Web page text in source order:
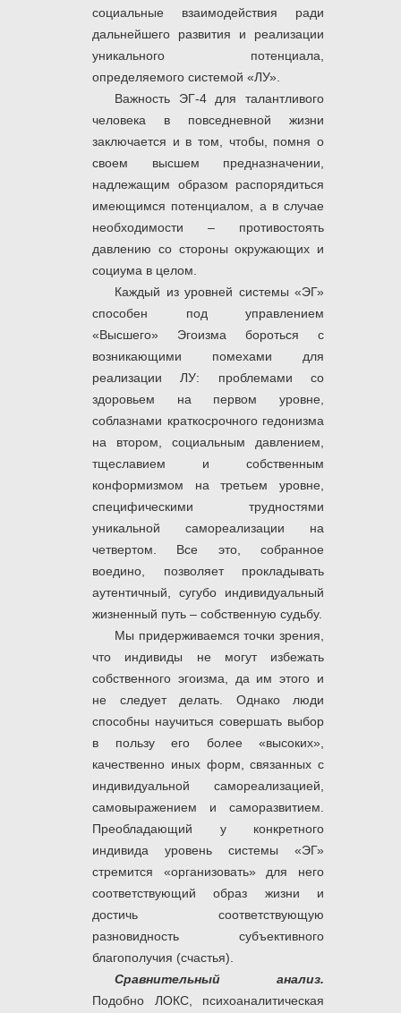
социальные взаимодействия ради
дальнейшего развития и реализации
уникального потенциала,
определяемого системой «ЛУ».
Важность ЭГ-4 для талантливого
человека в повседневной жизни
заключается и в том, чтобы, помня о
своем высшем предназначении,
надлежащим образом распорядиться
имеющимся потенциалом, а в случае
необходимости – противостоять
давлению со стороны окружающих и
социума в целом.
Каждый из уровней системы «ЭГ»
способен под управлением
«Высшего» Эгоизма бороться с
возникающими помехами для
реализации ЛУ: проблемами со
здоровьем на первом уровне,
соблазнами краткосрочного гедонизма
на втором, социальным давлением,
тщеславием и собственным
конформизмом на третьем уровне,
специфическими трудностями
уникальной самореализации на
четвертом. Все это, собранное
воедино, позволяет прокладывать
аутентичный, сугубо индивидуальный
жизненный путь – собственную судьбу.
Мы придерживаемся точки зрения,
что индивиды не могут избежать
собственного эгоизма, да им этого и
не следует делать. Однако люди
способны научиться совершать выбор
в пользу его более «высоких»,
качественно иных форм, связанных с
индивидуальной самореализацией,
самовыражением и саморазвитием.
Преобладающий у конкретного
индивида уровень системы «ЭГ»
стремится «организовать» для него
соответствующий образ жизни и
достичь соответствующую
разновидность субъективного
благополучия (счастья).
Сравнительный анализ.
Подобно ЛОКС, психоаналитическая